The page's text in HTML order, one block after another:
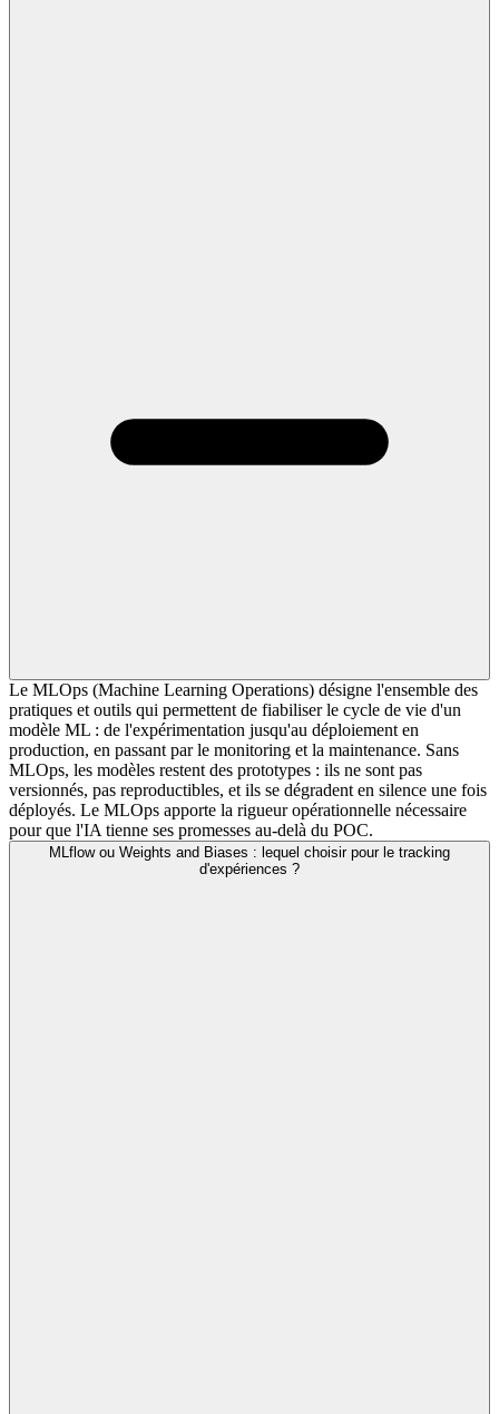
Le MLOps (Machine Learning Operations) désigne l'ensemble des
pratiques et outils qui permettent de fiabiliser le cycle de vie d'un
modèle ML : de l'expérimentation jusqu'au déploiement en
production, en passant par le monitoring et la maintenance. Sans
MLOps, les modèles restent des prototypes : ils ne sont pas
versionnés, pas reproductibles, et ils se dégradent en silence une fois
déployés. Le MLOps apporte la rigueur opérationnelle nécessaire
pour que l'IA tienne ses promesses au-delà du POC.
MLflow ou Weights and Biases : lequel choisir pour le tracking
d'expériences ?